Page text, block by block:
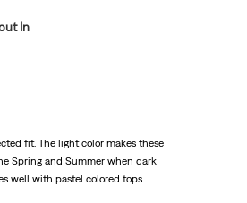
In
fit. The light color makes these
Spring and Summer when dark
well with pastel colored tops.